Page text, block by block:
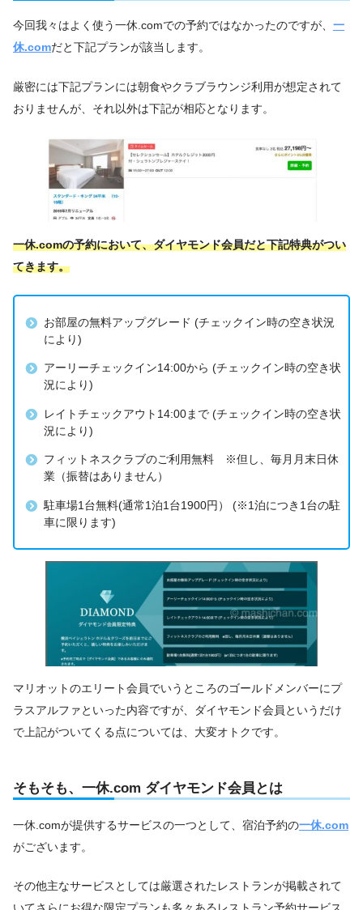
今回我々はよく使う一休.comでの予約ではなかったのですが、 一
休.comだと下記プランが該当します。
厳密には下記プランには朝食やクラブラウンジ利用が想定されて
おりませんが、それ以外は下記が相応となります。
一休.comの予約において、ダイヤモンド会員だと下記特典がつい
てきます。
お部屋の無料アップグレード (チェックイン時の空き状況
により)
アーリーチェックイン14:00から (チェックイン時の空き状
況により)
レイトチェックアウト14:00まで (チェックイン時の空き状
況により)
フィットネスクラブのご利用無料 ※但し、毎月月末日休
業（振替はありません）
駐車場1台無料(通常1泊1台1900円） (※1泊につき1台の駐
車に限ります)
マリオットのエリート会員でいうところのゴールドメンバーにプ
ラスアルファといった内容ですが、ダイヤモンド会員というだけ
で上記がついてくる点については、大変オトクです。
そもそも、一休.com ダイヤモンド会員とは
一休.comが提供するサービスの一つとして、宿泊予約の一休.com
がございます。
その他主なサービスとしては厳選されたレストランが掲載されて